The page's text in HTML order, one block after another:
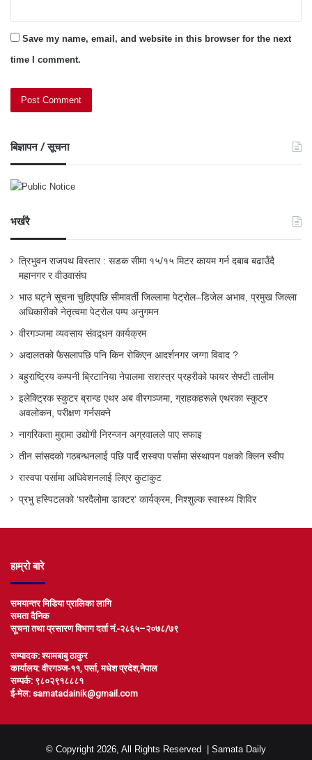
Save my name, email, and website in this browser for the next
time I comment.
बिज्ञापन / सूचना
भर्खरै
त्रिभुवन राजपथ विस्तार : सडक सीमा १५/१५ मिटर कायम गर्न दबाब बढाउँदै
महानगर र वीउवासंघ
भाउ घट्ने सूचना चुहिएपछि सीमावर्ती जिल्लामा पेट्रोल–डिजेल अभाव, प्रमुख जिल्ला
अधिकारीको नेतृत्वमा पेट्रोल पम्प अनुगमन
वीरगञ्जमा व्यवसाय संवद्र्धन कार्यक्रम
अदालतको फैसलापछि पनि किन रोकिएन आदर्शनगर जग्गा विवाद ?
बहुराष्ट्रिय कम्पनी ब्रिटानिया नेपालमा सशस्त्र प्रहरीको फायर सेफ्टी तालीम
इलेक्ट्रिक स्कुटर ब्रान्ड एथर अब वीरगञ्जमा, ग्राहकहरूले एथरका स्कुटर
अवलोकन, परीक्षण गर्नसक्ने
नागरिकता मुद्दामा उद्योगी निरन्जन अग्रवालले पाए सफाइ
तीन सांसदको गठबन्धनलाई पछि पार्दै रास्वपा पर्सामा संस्थापन पक्षको क्लिन स्वीप
रास्वपा पर्सामा अधिवेशनलाई लिएर कुटाकुट
प्रभु हस्पिटलको ‘घरदैलोमा डाक्टर’ कार्यक्रम, निश्शुल्क स्वास्थ्य शिविर
हाम्रो बारे
समयान्तर मिडिया प्रालिका लागि
समता दैनिक
सूचना तथा प्रसारण विभाग दर्ता नं.-२८६५–२०७८/७९
सम्पादक: श्यामबाबु ठाकुर
कार्यालय: वीरगञ्ज-११, पर्सा, मधेश प्रदेश,नेपाल
सम्पर्क: ९८०२९१८८८१
ई-मेल: samatadainik@gmail.com
© Copyright 2026, All Rights Reserved | Samata Daily